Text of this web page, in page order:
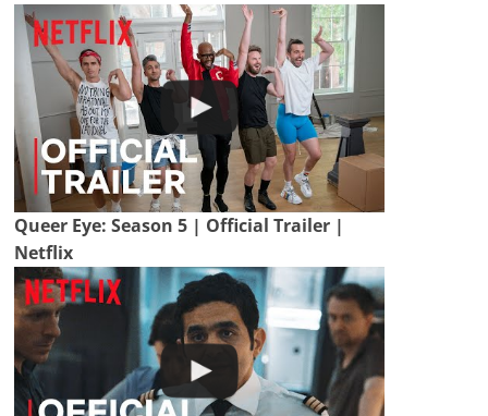
Queer Eye: Season 5 | Official Trailer |
Netflix